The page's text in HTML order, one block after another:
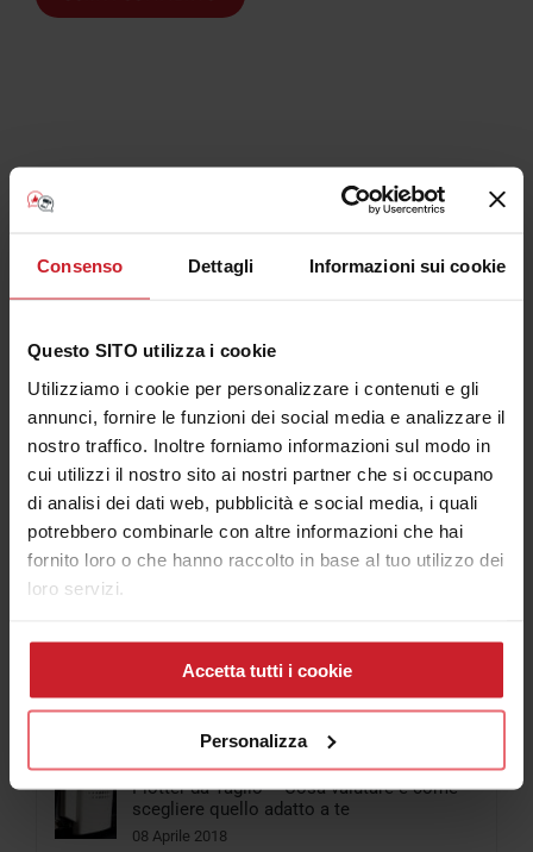
Consenso Dettagli Informazioni sui cookie
Questo SITO utilizza i cookie
Utilizziamo i cookie per personalizzare i contenuti e gli
annunci, fornire le funzioni dei social media e analizzare il
nostro traffico. Inoltre forniamo informazioni sul modo in
cui utilizzi il nostro sito ai nostri partner che si occupano
di analisi dei dati web, pubblicità e social media, i quali
potrebbero combinarle con altre informazioni che hai
fornito loro o che hanno raccolto in base al tuo utilizzo dei
loro servizi.
Accetta tutti i cookie
Personalizza
Articolo più letti
Popolari
Cosa scegliere tra Stampante per Magliette
e Plotter da stampa e taglio
Come funziona la Stampante UV Led
29 Gennaio 2018
Plotter da Taglio – Cosa valutare e come
scegliere quello adatto a te
08 Aprile 2018